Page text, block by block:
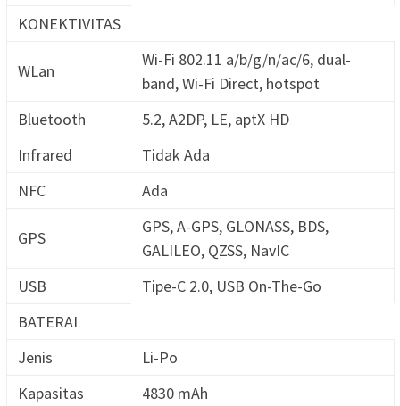
KONEKTIVITAS
WLan
Wi-Fi 802.11 a/b/g/n/ac/6, dual-
band, Wi-Fi Direct, hotspot
Bluetooth
5.2, A2DP, LE, aptX HD
Infrared
Tidak Ada
NFC
Ada
GPS
GPS, A-GPS, GLONASS, BDS,
GALILEO, QZSS, NavIC
USB
Tipe-C 2.0, USB On-The-Go
BATERAI
Jenis
Li-Po
Kapasitas
4830 mAh